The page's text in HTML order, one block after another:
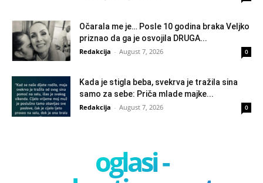
Očarala me je… Posle 10 godina braka Veljko
priznao da ga je osvojila DRUGA...
Redakcija - August 7, 2026 0
Kada je stigla beba, svekrva je tražila sina
samo za sebe: Priča mlade majke...
Redakcija - August 7, 2026 0
oglasi -